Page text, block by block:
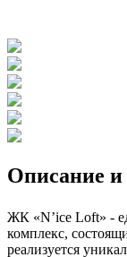
Описание и
ЖК «N’ice Loft» -
комплекс,
реализуется